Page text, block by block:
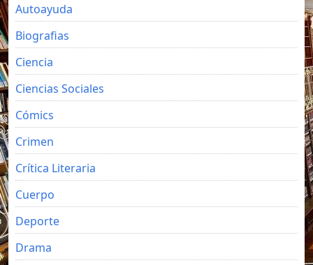
Autoayuda
Biografias
Ciencia
Ciencias Sociales
Cómics
Crimen
Crítica Literaria
Cuerpo
Deporte
Drama